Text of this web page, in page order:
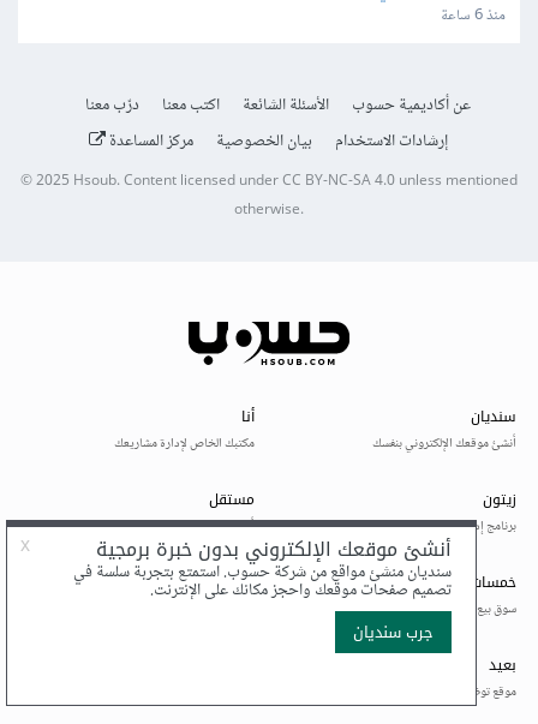
منذ 6 ساعة
عن أكاديمية حسوب الأسئلة الشائعة اكتب معنا
درّب معنا
إرشادات الاستخدام
بيان الخصوصية مركز المساعدة
© 2025 Hsoub.Content licensed underCC BY-NC-SA 4.0unless mentioned
otherwise.